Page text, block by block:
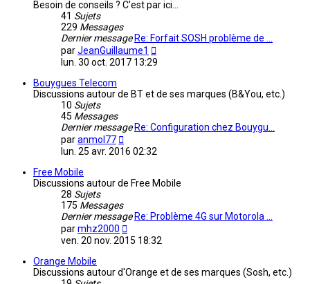
Besoin de conseils ? C'est par ici...
41 Sujets
229 Messages
Dernier message Re: Forfait SOSH problème de …
parJeanGuillaume1
le
lun. 30 oct. 2017 13:29
Bouygues Telecom
Discussions autour de BT et de ses marques (B&You, etc.)
10 Sujets
45 Messages
Dernier message Re: Configuration chez Bouygu…
paranmol77
le
lun. 25 avr. 2016 02:32
Free Mobile
Discussions autour de Free Mobile
28 Sujets
175 Messages
Dernier message Re: Problème 4G sur Motorola …
parmhz2000
le
ven. 20 nov. 2015 18:32
Orange Mobile
Discussions autour d'Orange et de ses marques (Sosh, etc.)